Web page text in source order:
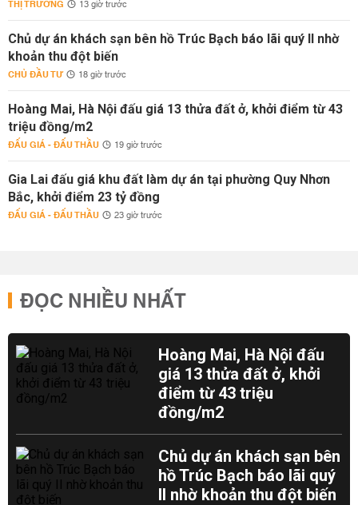
THỊ TRƯỜNG 13 giờ trước
Chủ dự án khách sạn bên hồ Trúc Bạch báo lãi quý II nhờ
khoản thu đột biến
CHỦ ĐẦU TƯ 18 giờ trước
Hoàng Mai, Hà Nội đấu giá 13 thửa đất ở, khởi điểm từ 43
triệu đồng/m2
ĐẤU GIÁ - ĐẤU THẦU 19 giờ trước
Gia Lai đấu giá khu đất làm dự án tại phường Quy Nhơn
Bắc, khởi điểm 23 tỷ đồng
ĐẤU GIÁ - ĐẤU THẦU 23 giờ trước
ĐỌC NHIỀU NHẤT
Hoàng Mai, Hà Nội đấu
giá 13 thửa đất ở, khởi
điểm từ 43 triệu
đồng/m2
Chủ dự án khách sạn bên
hồ Trúc Bạch báo lãi quý
II nhờ khoản thu đột biến